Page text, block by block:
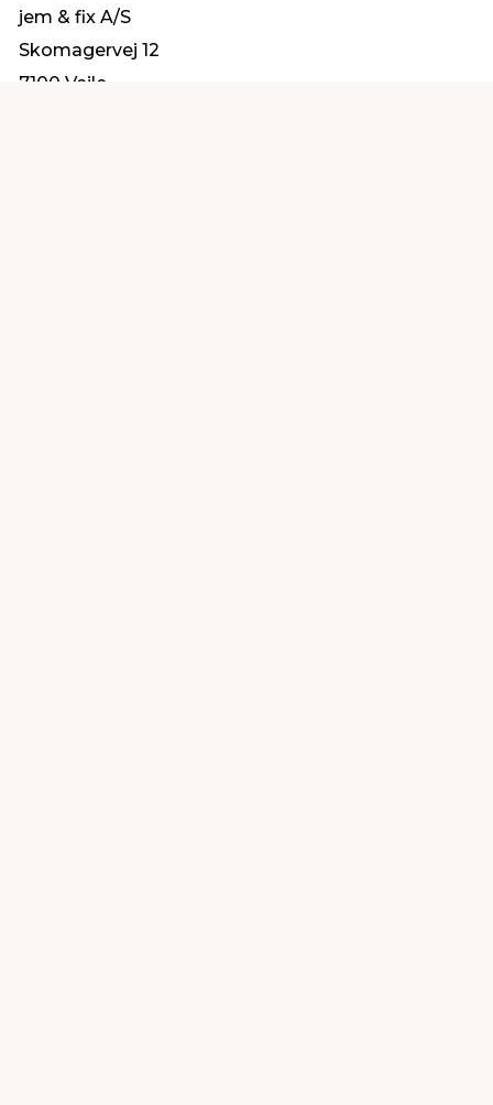
jem & fix A/S
Skomagervej 12
7100 Vejle